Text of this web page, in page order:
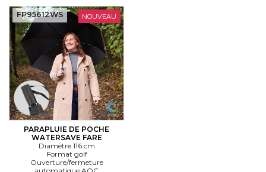
NOUVEAU
PARAPLUIE DE POCHE
WATERSAVE FARE
Diamètre 116 cm
Format golf
Ouverture/fermeture
FP95612WS